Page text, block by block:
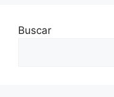
Buscar